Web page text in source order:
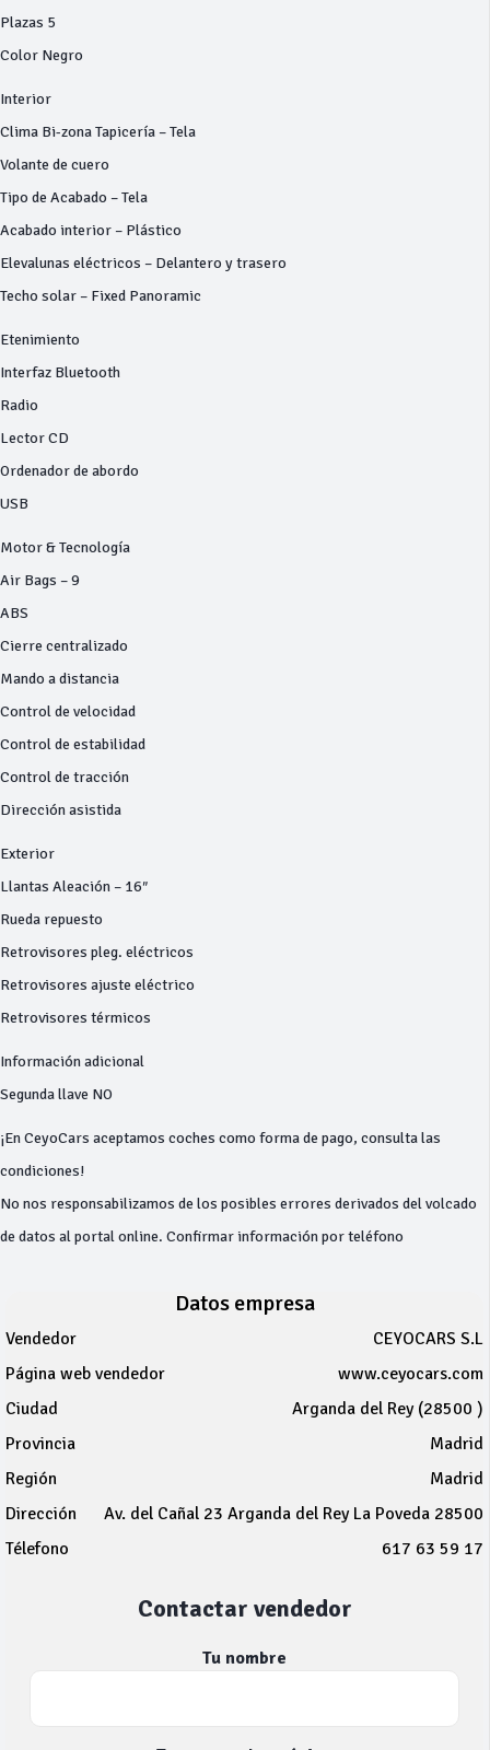
Plazas 5
Color Negro
Interior
Clima Bi-zona Tapicería – Tela
Volante de cuero
Tipo de Acabado – Tela
Acabado interior – Plástico
Elevalunas eléctricos – Delantero y trasero
Techo solar – Fixed Panoramic
Etenimiento
Interfaz Bluetooth
Radio
Lector CD
Ordenador de abordo
USB
Motor & Tecnología
Air Bags – 9
ABS
Cierre centralizado
Mando a distancia
Control de velocidad
Control de estabilidad
Control de tracción
Dirección asistida
Exterior
Llantas Aleación – 16″
Rueda repuesto
Retrovisores pleg. eléctricos
Retrovisores ajuste eléctrico
Retrovisores térmicos
Información adicional
Segunda llave NO
¡En CeyoCars aceptamos coches como forma de pago, consulta las
condiciones!
No nos responsabilizamos de los posibles errores derivados del volcado
de datos al portal online. Confirmar información por teléfono
Datos empresa
Vendedor
CEYOCARS S.L
Página web vendedor
www.ceyocars.com
Ciudad
Arganda del Rey (28500 )
Provincia
Madrid
Región
Madrid
Dirección
Av. del Cañal 23 Arganda del Rey La Poveda 28500
Télefono
617 63 59 17
Contactar vendedor
Tu nombre